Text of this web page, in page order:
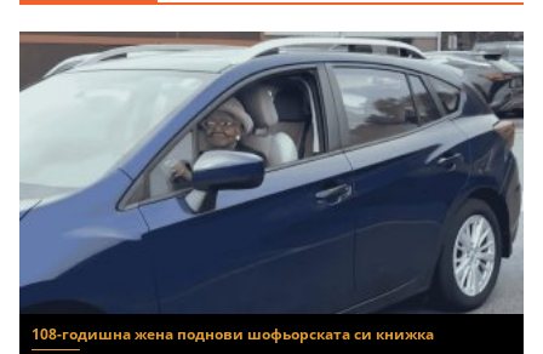
108-годишна жена поднови шофьорската си книжка